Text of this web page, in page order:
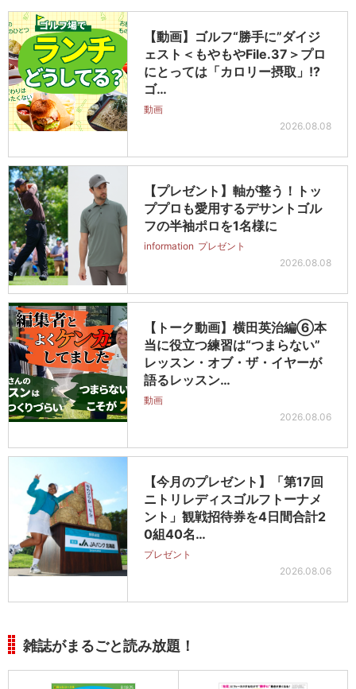
【動画】ゴルフ“勝手に”ダイジ
ェスト＜もやもやFile.37＞プロ
にとっては「カロリー摂取」!?
ゴ…
動画
2026.08.08
【プレゼント】軸が整う！トッ
ププロも愛用するデサントゴル
フの半袖ポロを1名様に
information プレゼント
2026.08.08
【トーク動画】横田英治編⑥本
当に役立つ練習は“つまらない”
レッスン・オブ・ザ・イヤーが
語るレッスン…
動画
2026.08.06
【今月のプレゼント】「第17回
ニトリレディスゴルフトーナメ
ント」観戦招待券を4日間合計2
0組40名…
プレゼント
2026.08.06
雑誌がまるごと読み放題！